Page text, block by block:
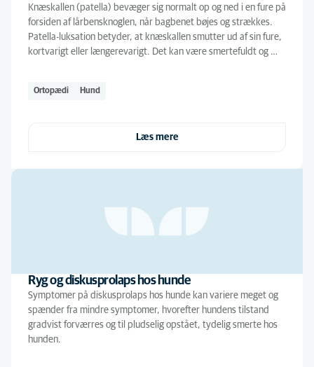
Knæskallen (patella) bevæger sig normalt op og ned i en fure på
forsiden af lårbensknoglen, når bagbenet bøjes og strækkes.
Patella-luksation betyder, at knæskallen smutter ud af sin fure,
kortvarigt eller længerevarigt. Det kan være smertefuldt og …
Ortopædi Hund
Læs mere
Ryg og diskusprolaps hos hunde
Symptomer på diskusprolaps hos hunde kan variere meget og
spænder fra mindre symptomer, hvorefter hundens tilstand
gradvist forværres og til pludselig opstået, tydelig smerte hos
hunden.